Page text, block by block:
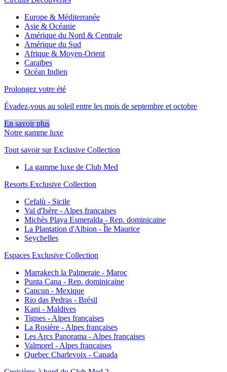
Europe & Méditerranée
Asie & Océanie
Amérique du Nord & Centrale
Amérique du Sud
Afrique & Moyen-Orient
Caraïbes
Océan Indien
Prolongez votre été
Évadez-vous au soleil entre les mois de septembre et octobre
En savoir plus
Notre gamme luxe
Tout savoir sur Exclusive Collection
La gamme luxe de Club Med
Resorts Exclusive Collection
Cefalù - Sicile
Val d'Isère - Alpes françaises
Michès Playa Esmeralda - Rep. dominicaine
La Plantation d'Albion - Île Maurice
Seychelles
Espaces Exclusive Collection
Marrakech la Palmeraie - Maroc
Punta Cana - Rep. dominicaine
Cancun - Mexique
Rio das Pedras - Brésil
Kani - Maldives
Tignes - Alpes françaises
La Rosière - Alpes françaises
Les Arcs Panorama - Alpes françaises
Valmorel - Alpes françaises
Quebec Charlevoix - Canada